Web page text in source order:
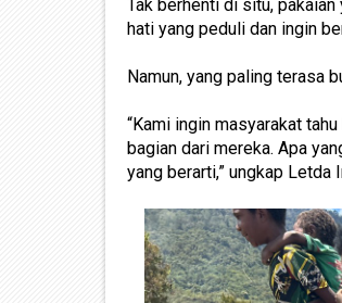
Tak berhenti di situ,
hati yang peduli dan ingin
Namun, yang paling terasa
“Kami ingin masyarakat
bagian dari mereka. Apa
yang berarti,” ungkap Letda